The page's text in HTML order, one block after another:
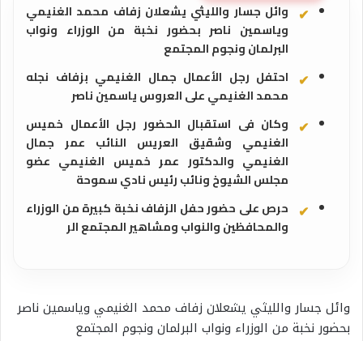
وائل جسار والليثي يشعلان زفاف محمد الغنيمي
وياسمين ناصر بحضور نخبة من الوزراء ونواب
البرلمان ونجوم المجتمع
احتفل رجل الأعمال جمال الغنيمي بزفاف نجله
محمد الغنيمي على العروس ياسمين ناصر
وكان فى استقبال الحضور رجل الأعمال خميس
الغنيمي وشقيق العريس النائب عمر جمال
الغنيمي والدكتور عمر خميس الغنيمي عضو
مجلس الشيوخ ونائب رئيس نادي سموحة
حرص على حضور حفل الزفاف نخبة كبيرة من الوزراء
والمحافظين والنواب ومشاهير المجتمع الر
وائل جسار والليثي يشعلان زفاف محمد الغنيمي وياسمين ناصر
بحضور نخبة من الوزراء ونواب البرلمان ونجوم المجتمع